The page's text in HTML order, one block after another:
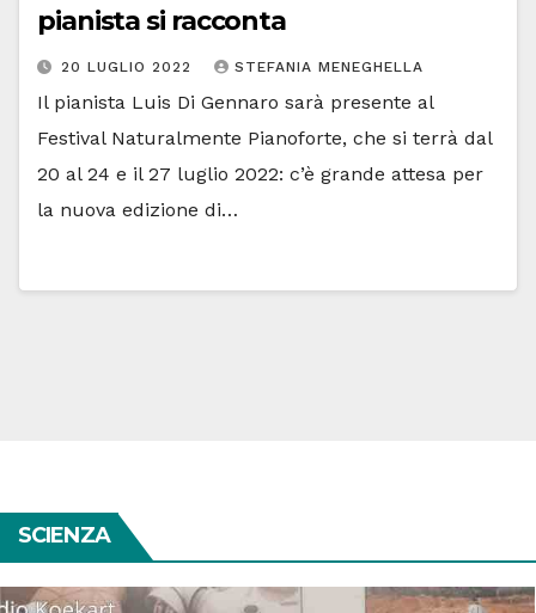
pianista si racconta
20 LUGLIO 2022 STEFANIA MENEGHELLA
Il pianista Luis Di Gennaro sarà presente al
Festival Naturalmente Pianoforte, che si terrà dal
20 al 24 e il 27 luglio 2022: c’è grande attesa per
la nuova edizione di…
SCIENZA